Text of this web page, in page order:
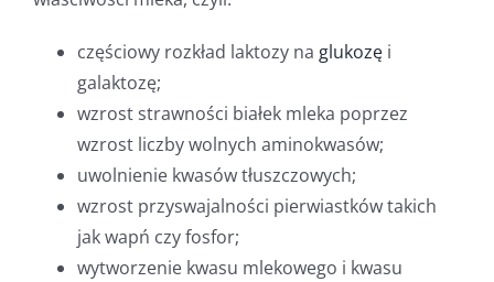
częściowy rozkład laktozy na glukozę i
galaktozę;
wzrost strawności białek mleka poprzez
wzrost liczby wolnych aminokwasów;
uwolnienie kwasów tłuszczowych;
wzrost przyswajalności pierwiastków takich
jak wapń czy fosfor;
wytworzenie kwasu mlekowego i kwasu